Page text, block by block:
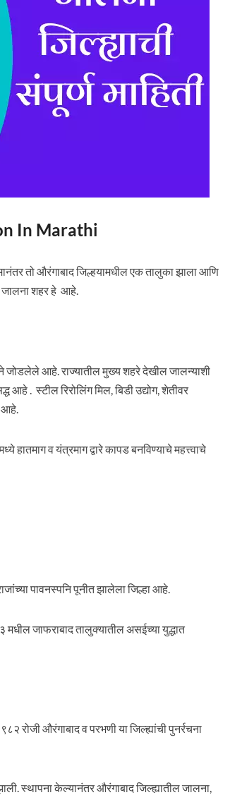
In Marathi
तो औरंगाबाद जिल्हयामधील एक तालुका झाला आणि
जालना शहर हे आहे.
जोडलेले आहे. राज्‍यातील मुख्‍य शहरे देखील जालन्याशी
आहे . स्‍टील रिरोलिंग मिल, बिडी उद्योग, शेतीवर
आहे.
व यंत्रमाग द्वारे कापड बनविण्याचे महत्त्वाचे
पावनस्पनि पूनीत झालेला जिल्हा आहे.
जाफराबाद तालुक्यातील असईच्या युद्धात
रोजी औरंगाबाद व परभणी या जिल्ह्यांची पुनर्रचना
स्थापना केल्यानंतर औरंगाबाद जिल्ह्यातील जालना,